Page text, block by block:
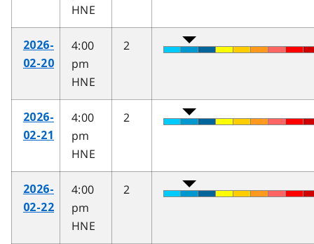
HNE
2026-
02-20
4:00
pm
HNE
2
2026-
02-21
4:00
pm
HNE
2
2026-
02-22
4:00
pm
HNE
2